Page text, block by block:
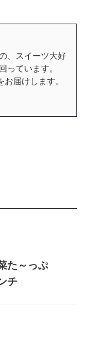
、スイーツ大好
っています。
届けします。
た～っぷ
チ